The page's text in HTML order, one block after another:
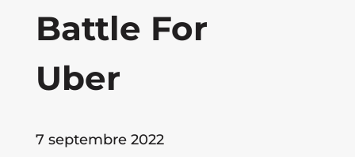
Battle For
Uber
7 septembre 2022